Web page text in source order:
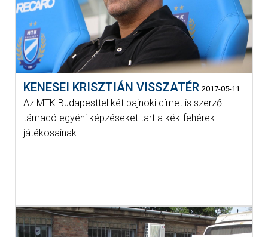
KENESEI KRISZTIÁN VISSZATÉR 2017-05-11
Az MTK Budapesttel két bajnoki címet is szerző
támadó egyéni képzéseket tart a kék-fehérek
játékosainak.